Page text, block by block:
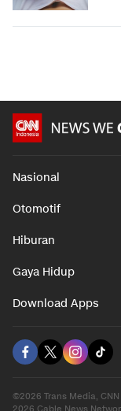
Nasional
Otomotif
Hiburan
Gaya Hidup
Download Apps
©2026 Trans Media,